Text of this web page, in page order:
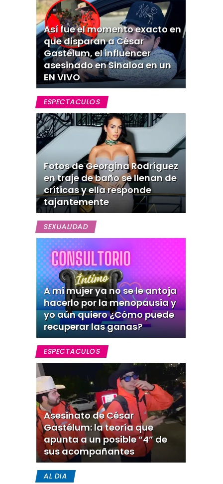
Así fue el momento exacto en
que disparan a César
Gastélum, el influencer
asesinado en Sinaloa en un
EN VIVO
ESPECTACULOS
Fotos de Georgina Rodríguez
en traje de baño se llenan de
críticas y ella responde
tajantemente
SEXUALIDAD
A mi mujer ya no se le antoja
hacerlo por la menopausia y
yo aún quiero ¿Cómo puede
recuperar las ganas?
ESPECTACULOS
Asesinato de César
Gastélum: la teoría que
apunta a un posible “4” de
sus acompañantes
AL DIA